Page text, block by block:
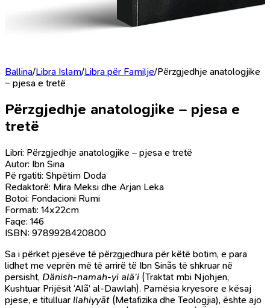
Ballina/Libra Islam/Libra për Familje/Përzgjedhje anatologjike
– pjesa e tretë
Përzgjedhje anatologjike – pjesa e
tretë
Libri: Përzgjedhje anatologjike – pjesa e tretë
Autor: Ibn Sina
Pë rgatiti: Shpëtim Doda
Redaktorë: Mira Meksi dhe Arjan Leka
Botoi: Fondacioni Rumi
Formati: 14x22cm
Faqe: 146
ISBN: 9789928420800
Sa i përket pjesëve të përzgjedhura për këtë botim, e para
lidhet me veprën më të arrirë të Ibn Sinãs të shkruar në
persisht, Dänish-namah-yi alä’i (Traktat mbi Njohjen,
Kushtuar Prijësit ‘Alã’ al-Dawlah). Pamësia kryesore e kësaj
pjese, e titulluar llahiyyāt (Metafizika dhe Teologjia), ështe ajo